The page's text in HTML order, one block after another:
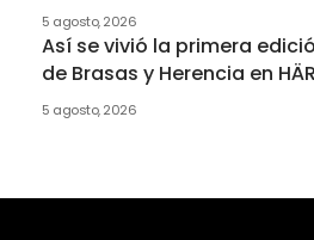
5 agosto, 2026
Así se vivió la primera
de Brasas y Herencia en
5 agosto, 2026